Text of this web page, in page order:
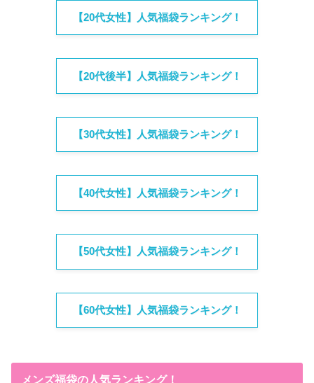
【20代女性】人気福袋ランキング！
【20代後半】人気福袋ランキング！
【30代女性】人気福袋ランキング！
【40代女性】人気福袋ランキング！
【50代女性】人気福袋ランキング！
【60代女性】人気福袋ランキング！
メンズ福袋の人気ランキング！